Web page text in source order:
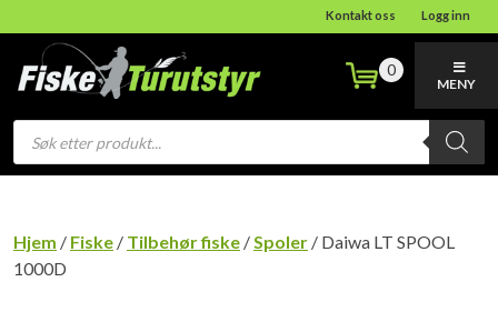
Kontakt oss Logg inn
Products
search
0
MENY
Hjem / Fiske / Tilbehør fiske /Spoler / Daiwa LT SPOOL
1000D